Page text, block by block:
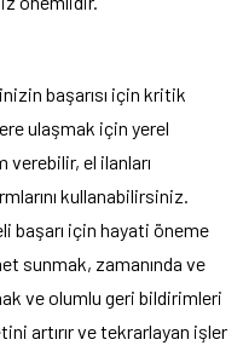
başarısı için kritik
ulaşmak için yerel
verebilir, el ilanları
kullanabilirsiniz.
başarı için hayati öneme
sunmak, zamanında ve
ve olumlu geri bildirimleri
artırır ve tekrarlayan işler